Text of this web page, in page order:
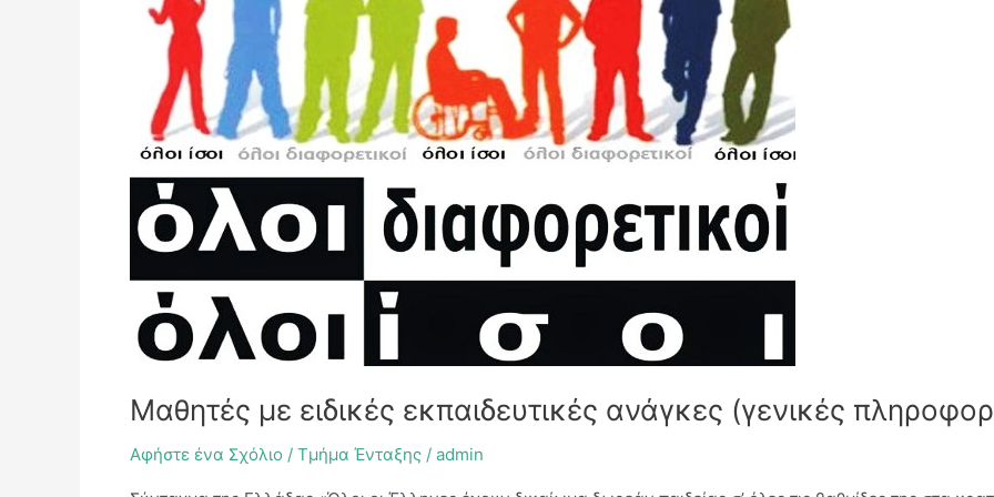
Μαθητές με ειδικές εκπαιδευτικές ανάγκες (γενικές
Αφήστε ένα Σχόλιο / Τμήμα Ένταξης / admin
ειδικές
εκπαιδευτικές
ανάγκες
(γενικές
πληροφορίες)